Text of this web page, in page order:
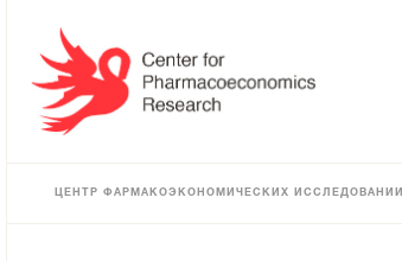
ЦЕНТР ФАРМАКОЭКОНОМИЧЕСКИХ ИССЛЕДОВАНИЙ